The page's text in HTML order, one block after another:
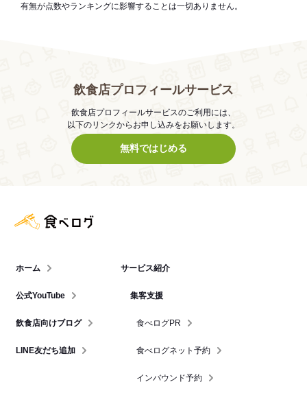
有無が点数やランキングに影響することは一切ありません。
飲食店プロフィールサービス
飲食店プロフィールサービスのご利用には、
以下のリンクからお申し込みをお願いします。
無料ではじめる
ホーム
公式YouTube
飲食店向けブログ
LINE友だち追加
サービス紹介
集客支援
食べログPR
食べログネット予約
インバウンド予約